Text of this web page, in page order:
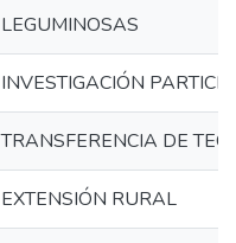
LEGUMINOSAS
INVESTIGACIÓN
TRANSFERENCIA DE
EXTENSIÓN RURAL